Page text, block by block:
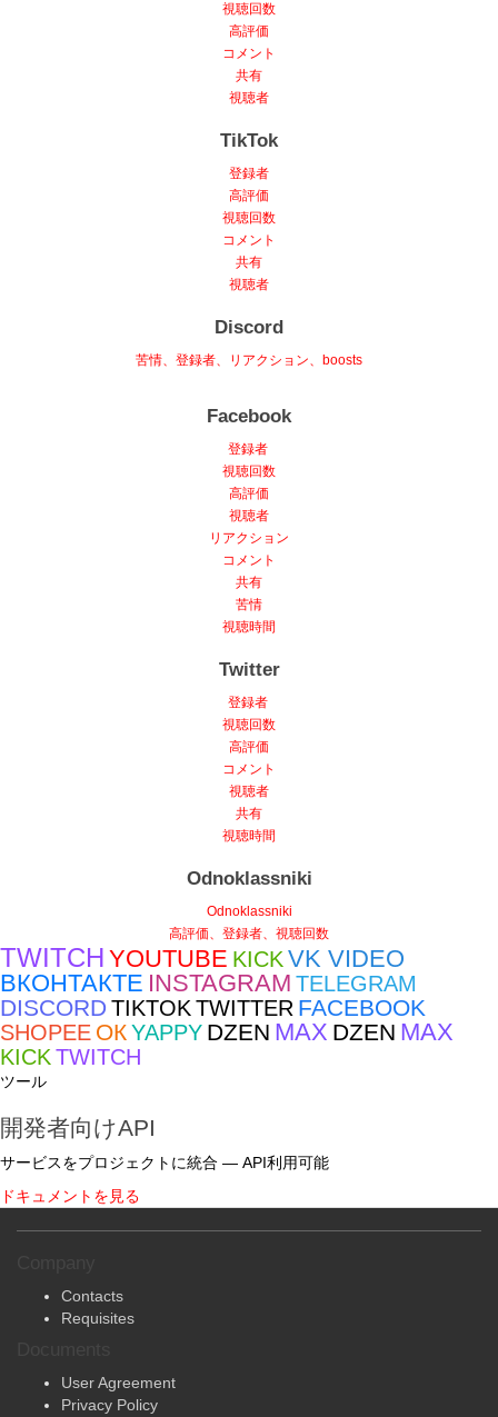
視聴回数
高評価
コメント
共有
視聴者
TikTok
登録者
高評価
視聴回数
コメント
共有
視聴者
Discord
苦情、登録者、リアクション、boosts
Facebook
登録者
視聴回数
高評価
視聴者
リアクション
コメント
共有
苦情
視聴時間
Twitter
登録者
視聴回数
高評価
コメント
視聴者
共有
視聴時間
Odnoklassniki
Odnoklassniki
高評価、登録者、視聴回数
TWITCH YOUTUBE KICK VK VIDEO
ВКОНТАКТЕ INSTAGRAM TELEGRAM
DISCORD TIKTOK TWITTER FACEBOOK
SHOPEE ОКYAPPY DZEN MAX DZEN MAX
KICK TWITCH
ツール
開発者向けAPI
サービスをプロジェクトに統合 — API利用可能
ドキュメントを見る
Contacts
Requisites
User Agreement
Privacy Policy